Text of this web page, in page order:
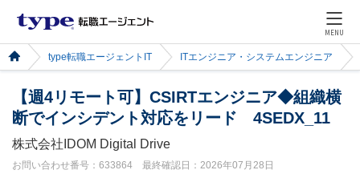
MENU
type転職エージェントIT ITエンジニア・システムエンジニア
【週4リモート可】CSIRTエンジニア◆組織横
断でインシデント対応をリード 4SEDX_11
株式会社IDOM Digital Drive
お問い合わせ番号：633864 最終確認日：2026年07月28日